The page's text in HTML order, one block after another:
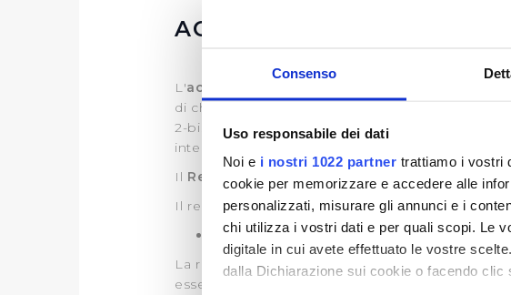
Consenso
Uso responsabile dei dati
Noi e i nostri 1022 partner trattiamo i vostri
cookie per memorizzare e accedere alle
personalizzati, misurare gli annunci e i
chi utilizza i vostri dati e per quali scopi. Le
digitale in cui avete effettuato le vostre
dalla Dichiarazione sui cookie o facendo
ACCESSO CIVICO
L'accesso civico
di chiedere e ottenere documenti, informazioni
2-bis, c. 3 del medesimo D.Lgs n. 33/2013 e
internet e può essere esercitato rivolgendosi al
Il Referente della trasparenza
è il dott. Matteo
Il recapito appositamente dedicato alla
e-mail:accessocivico@publiacqua.it
La richiesta di accesso civico è gratuita, non
essere soddisfatta entro 30 giorni con la